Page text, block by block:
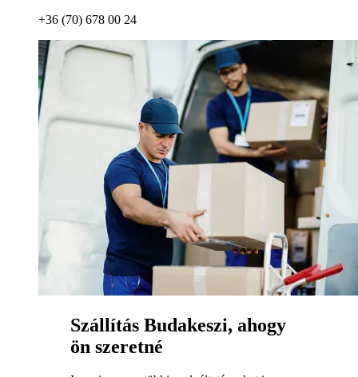
+36 (70) 678 00 24
Szállítás Budakeszi, ahogy
ön szeretné